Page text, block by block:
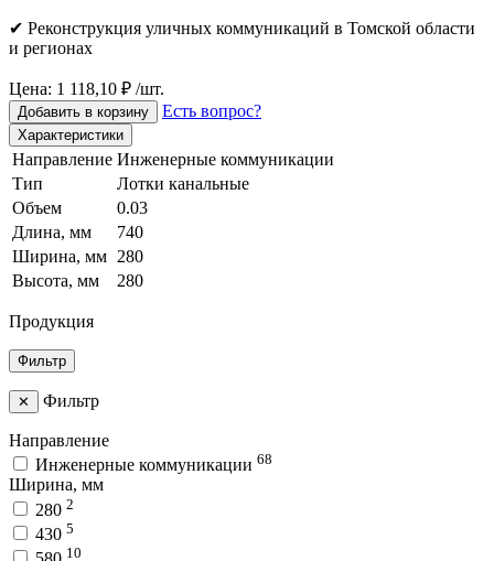
✔ Реконструкция уличных коммуникаций в Томской области
и регионах
Цена: 1 118,10 ₽ /шт.
Добавить в корзину Есть вопрос?
Характеристики
Направление Инженерные коммуникации
Тип
Лотки канальные
Объем
0.03
Длина, мм
740
Ширина, мм 280
Высота, мм
280
Продукция
Фильтр
✕ Фильтр
Направление
Инженерные коммуникации 68
Ширина, мм
280 2
430 5
10